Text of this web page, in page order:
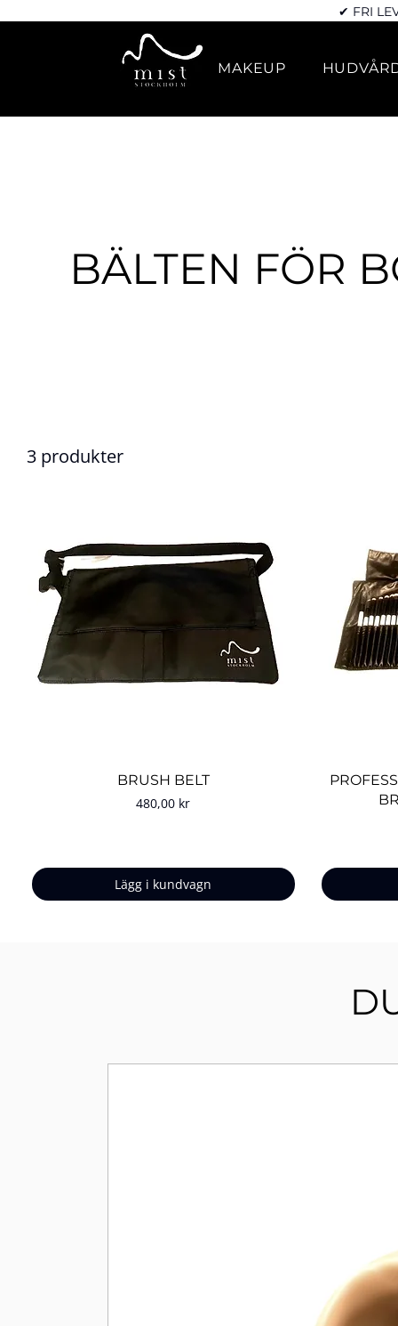
✔ FRI
MAKEUP
BÄLTEN FÖR
3 produkter
Snabbvisning
BRUSH BELT
Pris
480,00 kr
Lägg i kundvagn